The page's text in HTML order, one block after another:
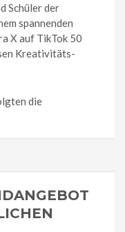
Schüler der
spannenden
X auf TikTok 50
Kreativitäts-
die